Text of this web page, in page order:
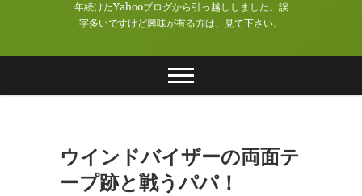
年続けたYahooブログから引っ越ししました。誤
字多いですけど興味が有る方は、見て下さい。
ウインドバイザーの両面テ
ープ跡と戦うパパ！